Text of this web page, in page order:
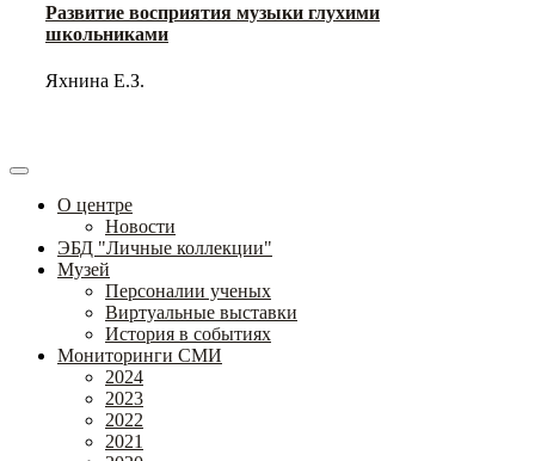
Развитие восприятия музыки глухими
школьниками
Яхнина Е.З.
О центре
Новости
ЭБД "Личные коллекции"
Музей
Персоналии ученых
Виртуальные выставки
История в событиях
Мониторинги СМИ
2024
2023
2022
2021